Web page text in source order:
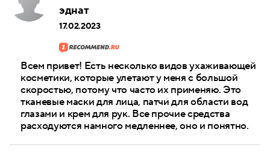
эднат
17.02.2023
Всем привет! Есть несколько видов ухаживающей
косметики, которые улетают у меня с большой
скоростью, потому что часто их применяю. Это
тканевые маски для лица, патчи для области вод
глазами и крем для рук. Все прочие средства
расходуются намного медленнее, оно и понятно.